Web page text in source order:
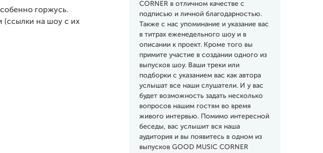
CORNER в отличном качестве с
подписью и личной благодарностью.
Также с нас упоминание и указание вас
в титрах еженедельного шоу и в
описании к проект. Кроме того вы
примите участие в создании одного из
выпусков шоу. Ваши треки или
подборки с указанием вас как автора
услышат все наши слушатели. И у вас
будет возможность задать несколько
вопросов нашим гостям во время
живого интервью. Помимо интересной
беседы, вас услышит вся наша
аудитория и вы появитесь в одном из
выпусков GOOD MUSIC CORNER
горжусь.
(ссылки на шоу с их